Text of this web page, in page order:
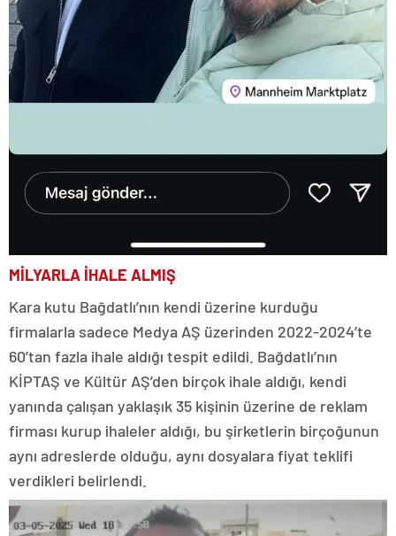
MİLYARLA İHALE ALMIŞ
Kara kutu Bağdatlı’nın kendi üzerine kurduğu
firmalarla sadece Medya AŞ üzerinden 2022-2024’te
60’tan fazla ihale aldığı tespit edildi. Bağdatlı’nın
KİPTAŞ ve Kültür AŞ’den birçok ihale aldığı, kendi
yanında çalışan yaklaşık 35 kişinin üzerine de reklam
firması kurup ihaleler aldığı, bu şirketlerin birçoğunun
aynı adreslerde olduğu, aynı dosyalara fiyat teklifi
verdikleri belirlendi.